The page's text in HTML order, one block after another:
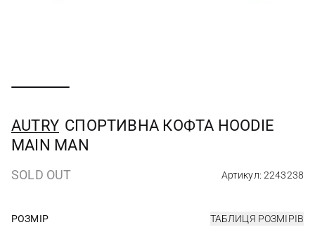
AUTRY СПОРТИВНА КОФТА HOODIE
MAIN MAN
SOLD OUT Артикул: 2243238
РОЗМІР ТАБЛИЦЯ РОЗМІРІВ